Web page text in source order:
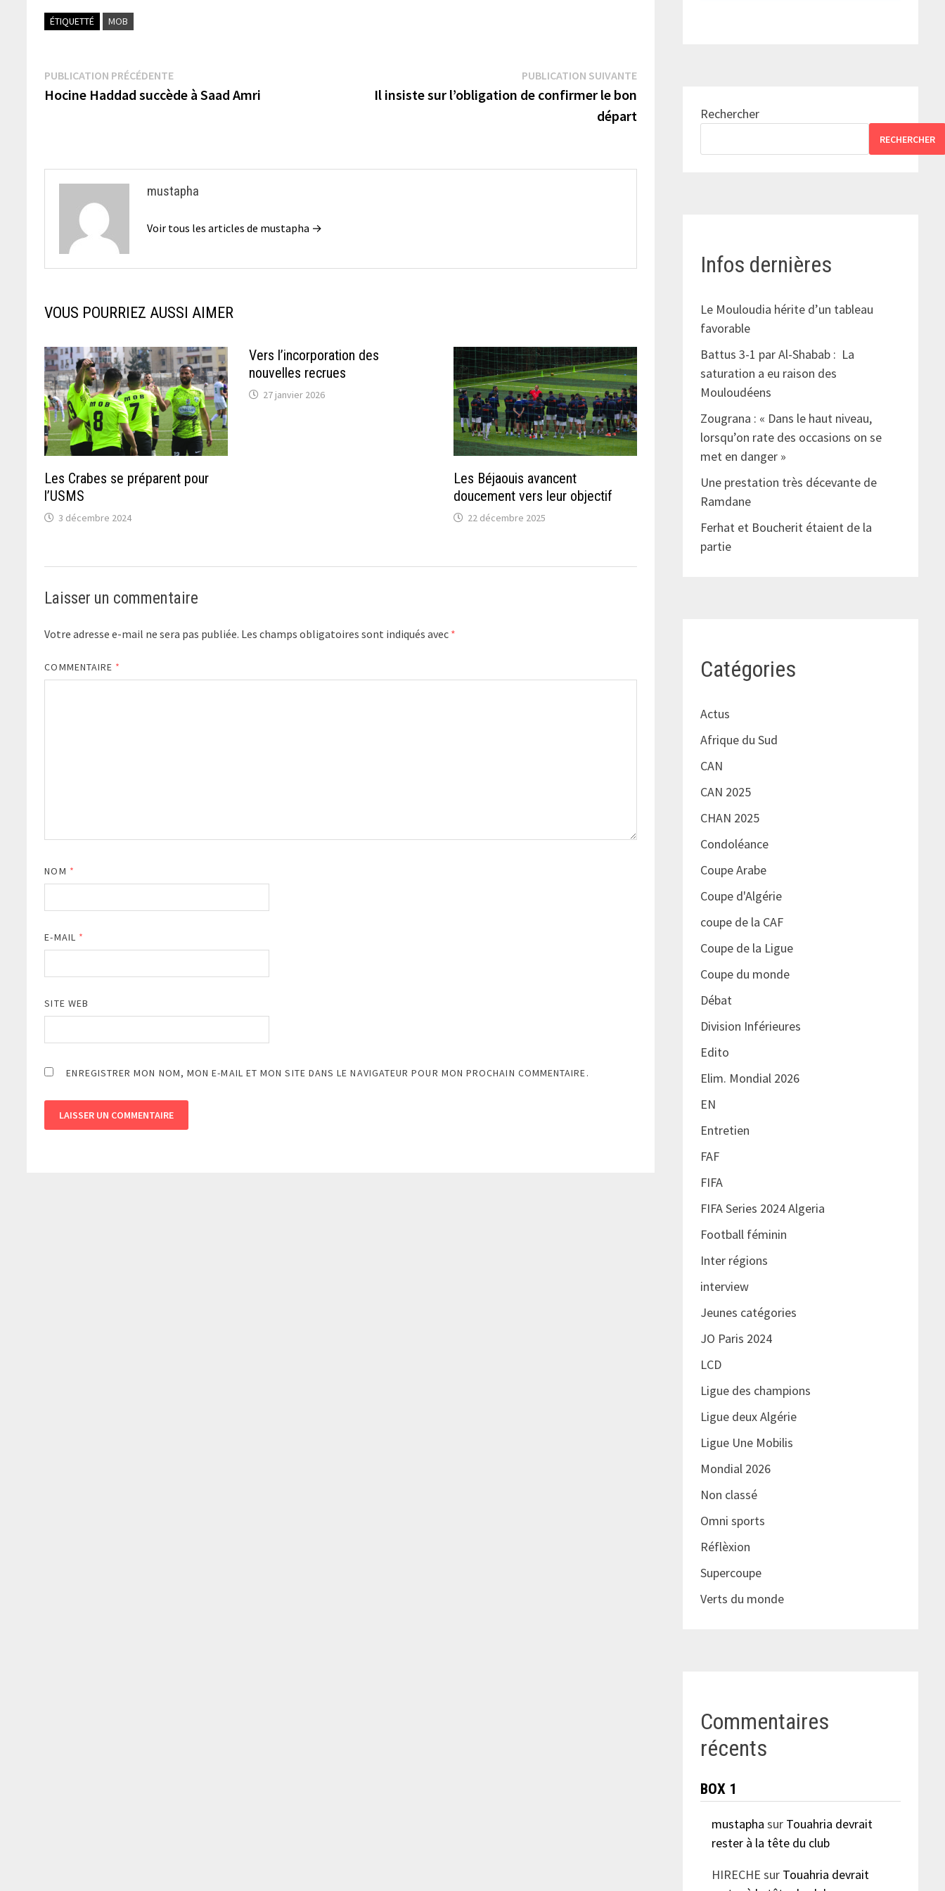
ÉTIQUETTÉ MOB
Navigation
de
PUBLICATION PRÉCÉDENTEPublication
précédente :
Hocine Haddad succède à Saad Amri
PUBLICATION SUIVANTEPublication
suivante :
Il insiste sur l’obligation de confirmer le bon
départ
mustapha
Voir tous les articles de mustapha →
VOUS POURRIEZ AUSSI AIMER
Les Crabes se préparent pour
l’USMS
3 décembre 2024
Vers l’incorporation des
nouvelles recrues
27 janvier 2026
Les Béjaouis avancent
doucement vers leur objectif
22 décembre 2025
Laisser un commentaire
Votre adresse e-mail ne sera pas publiée. Les champs obligatoires sont indiqués avec *
COMMENTAIRE *
NOM *
E-MAIL *
SITE WEB
ENREGISTRER MON NOM, MON E-MAIL ET MON SITE DANS LE NAVIGATEUR POUR MON PROCHAIN COMMENTAIRE.
Rechercher
RECHERCHER
Infos dernières
Le Mouloudia hérite d’un tableau
favorable
Battus 3-1 par Al-Shabab : La
saturation a eu raison des
Mouloudéens
Zougrana : « Dans le haut niveau,
lorsqu’on rate des occasions on se
met en danger »
Une prestation très décevante de
Ramdane
Ferhat et Boucherit étaient de la
partie
Catégories
Actus
Afrique du Sud
CAN
CAN 2025
CHAN 2025
Condoléance
Coupe Arabe
Coupe d'Algérie
coupe de la CAF
Coupe de la Ligue
Coupe du monde
Débat
Division Inférieures
Edito
Elim. Mondial 2026
EN
Entretien
FAF
FIFA
FIFA Series 2024 Algeria
Football féminin
Inter régions
interview
Jeunes catégories
JO Paris 2024
LCD
Ligue des champions
Ligue deux Algérie
Ligue Une Mobilis
Mondial 2026
Non classé
Omni sports
Réflèxion
Supercoupe
Verts du monde
Commentaires
récents
BOX 1
mustapha sur Touahria devrait
rester à la tête du club
HIRECHE sur Touahria devrait